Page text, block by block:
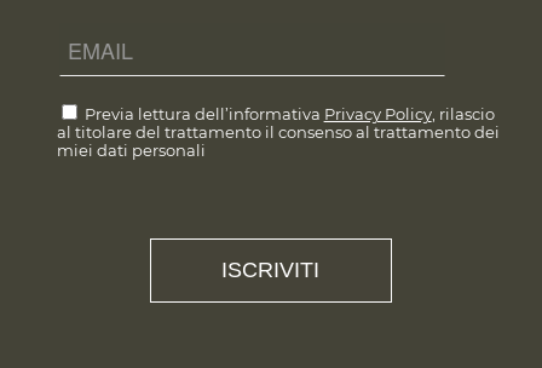
Previa lettura dell’informativa Privacy Policy, rilascio
al titolare del trattamento il consenso al trattamento dei
miei dati personali